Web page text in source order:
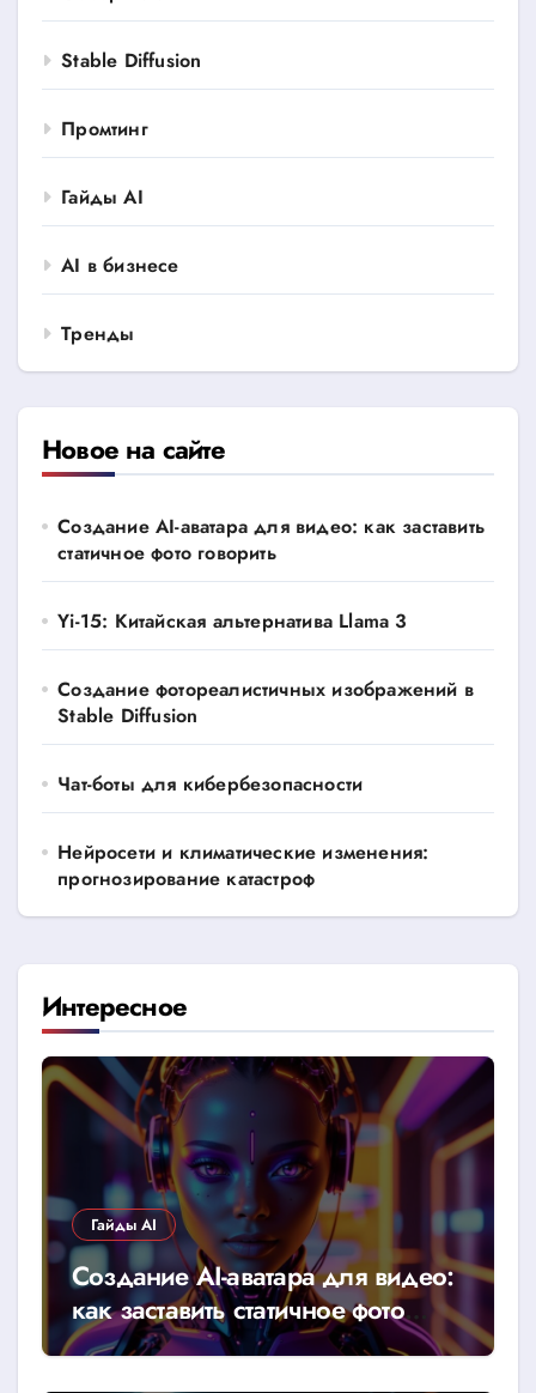
Stable Diffusion
Промтинг
Гайды AI
AI в бизнесе
Тренды
Новое на сайте
Создание AI-аватара для видео: как заставить
статичное фото говорить
Yi-15: Китайская альтернатива Llama 3
Создание фотореалистичных изображений в
Stable Diffusion
Чат-боты для кибербезопасности
Нейросети и климатические изменения:
прогнозирование катастроф
Интересное
Гайды AI
Создание AI-аватара для видео:
как заставить статичное фото
говорить